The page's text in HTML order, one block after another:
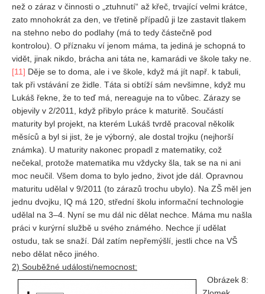
než o záraz v činnosti o „ztuhnutí“ až křeč, trvající velmi krátce,
zato mnohokrát za den, ve třetině případů ji lze zastavit tlakem
na stehno nebo do podlahy (má to tedy částečně pod
kontrolou). O příznaku ví jenom máma, ta jediná je schopná to
vidět, jinak nikdo, brácha ani táta ne, kamarádi ve škole taky ne.
[11] Děje se to doma, ale i ve škole, když má jít např. k tabuli,
tak při vstávání ze židle. Táta si obtíží sám nevšimne, když mu
Lukáš řekne, že to teď má, nereaguje na to vůbec. Zárazy se
objevily v 2/2011, když přibylo práce k maturitě. Součástí
maturity byl projekt, na kterém Lukáš tvrdě pracoval několik
měsíců a byl si jist, že je výborný, ale dostal trojku (nejhorší
známka). U maturity nakonec propadl z matematiky, což
nečekal, protože matematika mu vždycky šla, tak se na ni ani
moc neučil. Všem doma to bylo jedno, život jde dál. Opravnou
maturitu udělal v 9/2011 (to zárazů trochu ubylo). Na ZŠ měl jen
jednu dvojku, IQ má 120, střední školu informační technologie
udělal na 3–4. Nyní se mu dál nic dělat nechce. Máma mu našla
práci v kurýrní službě u svého známého. Nechce jí udělat
ostudu, tak se snaží. Dál zatím nepřemýšlí, jestli chce na VŠ
nebo dělat něco jiného.
2) Souběžné události/nemocnost:
Obrázek 8: